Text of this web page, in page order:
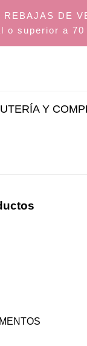
REBAJAS DE
o superior a 70
Y